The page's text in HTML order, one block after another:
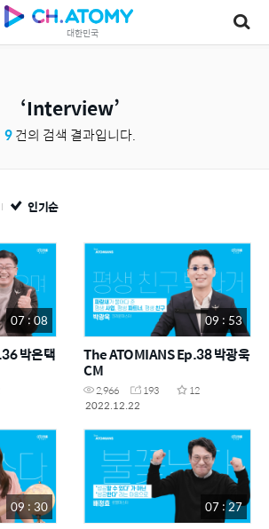
대한민국
Interview
9건의 검색 결과입니다.
인기순
07 : 08
박은택
09 : 53
The ATOMIANS Ep.38 박광욱
CM
2,966 193
12
2022.12.22
09 : 30 07 : 27